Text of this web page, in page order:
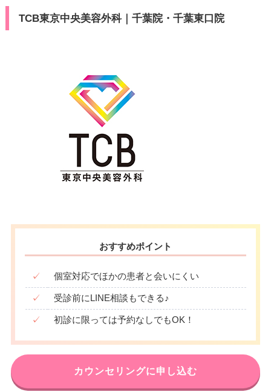
TCB東京中央美容外科｜千葉院・千葉東口院
おすすめポイント
✓ 個室対応でほかの患者と会いにくい
✓ 受診前にLINE相談もできる♪
✓ 初診に限っては予約なしでもOK！
カウンセリングに申し込む